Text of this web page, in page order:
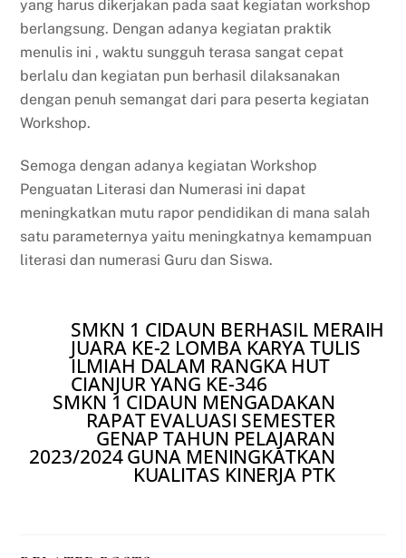
yang harus dikerjakan pada saat kegiatan workshop
berlangsung. Dengan adanya kegiatan praktik
menulis ini , waktu sungguh terasa sangat cepat
berlalu dan kegiatan pun berhasil dilaksanakan
dengan penuh semangat dari para peserta kegiatan
Workshop.
Semoga dengan adanya kegiatan Workshop
Penguatan Literasi dan Numerasi ini dapat
meningkatkan mutu rapor pendidikan di mana salah
satu parameternya yaitu meningkatnya kemampuan
literasi dan numerasi Guru dan Siswa.
SMKN 1 CIDAUN BERHASIL MERAIH
JUARA KE-2 LOMBA KARYA TULIS
ILMIAH DALAM RANGKA HUT
CIANJUR YANG KE-346
SMKN 1 CIDAUN MENGADAKAN
RAPAT EVALUASI SEMESTER
GENAP TAHUN PELAJARAN
2023/2024 GUNA MENINGKATKAN
KUALITAS KINERJA PTK